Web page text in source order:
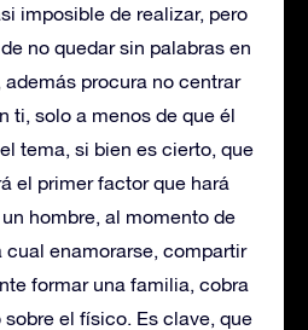
imposible de realizar, pero
no quedar sin palabras en
procura no centrar
ti, solo a menos de que él
tema, si bien es cierto, que
el primer factor que hará
hombre, al momento de
cual enamorarse, compartir
formar una familia, cobra
el físico. Es clave, que